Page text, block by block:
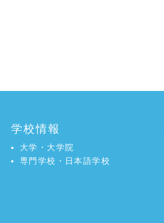
学校情報
大学・大学院
専門学校・日本語学校